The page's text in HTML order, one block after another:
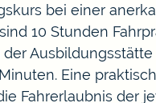
bei einer
10 Stunden
Ausbildungsstätte
Eine
Fahrerlaubnis der